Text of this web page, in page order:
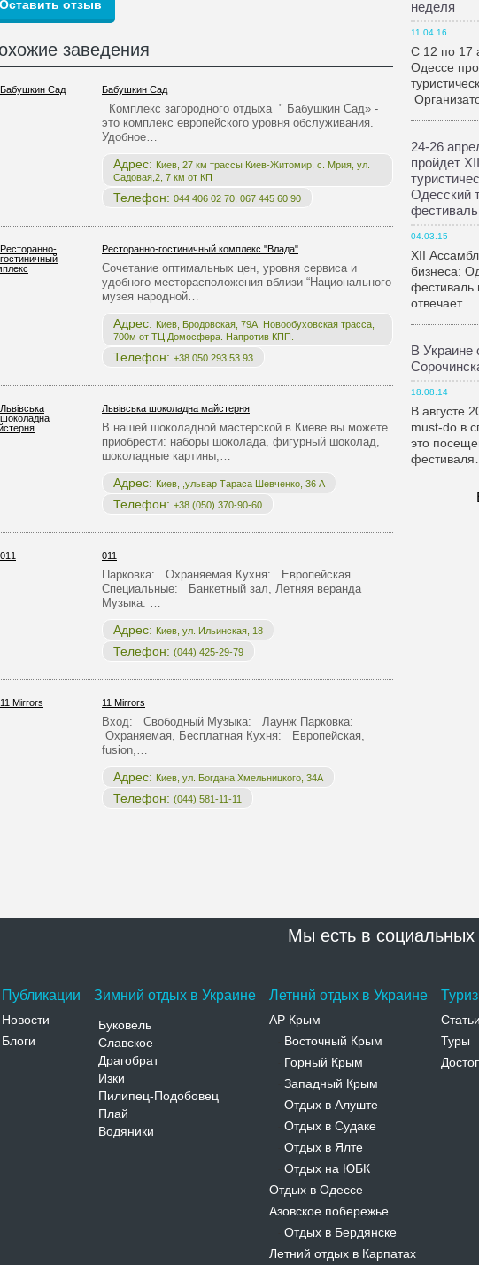
заведения
Бабушкин Сад
Комплекс загородного отдыха " Бабушкин Сад» -
это комплекс европейского уровня обслуживания.
Удобное…
Адрес: Киев, 27 км трассы Киев-Житомир, с. Мрия, ул.
Садовая,2, 7 км от КП
Телефон: 044 406 02 70, 067 445 60 90
Ресторанно-гостиничный комплекс "Влада"
Сочетание оптимальных цен, уровня сервиса и
удобного месторасположения вблизи “Национального
музея народной…
Адрес: Киев, Бродовская, 79А, Новообуховская трасса,
700м от ТЦ Домосфера. Напротив КПП.
Телефон: +38 050 293 53 93
Львівська шоколадна майстерня
В нашей шоколадной мастерской в Киеве вы можете
приобрести: наборы шоколада, фигурный шоколад,
шоколадные картины,…
Адрес: Киев, ,ульвар Тараса Шевченко, 36 А
Телефон: +38 (050) 370-90-60
011
Парковка: Охраняемая Кухня: Европейская
Специальные: Банкетный зал, Летняя веранда
Музыка: …
Адрес: Киев, ул. Ильинская, 18
Телефон: (044) 425-29-79
11 Mirrors
Вход: Свободный Музыка: Лаунж Парковка:
Охраняемая, Бесплатная Кухня: Европейская,
fusion,…
Адрес: Киев, ул. Богдана Хмельницкого, 34А
Телефон: (044) 581-11-11
неделя
11.04.16
С 12 по 17
Одессе
24-26
пройдет
Одесский
04.03.15
XII
бизнеса:
фестиваль
отвечает…
В Украине
18.08.14
В августе
must-do в
это
фестиваля…
Мы есть в социальных
Публикации
Новости
Блоги
Зимний отдых в Украине
Буковель
Славское
Драгобрат
Изки
Пилипец-Подобовец
Плай
Водяники
Летннй отдых в Украине
АР Крым
Восточный Крым
Горный Крым
Западный Крым
Отдых в Алуште
Отдых в Судаке
Отдых в Ялте
Отдых на ЮБК
Отдых в Одессе
Азовское побережье
Отдых в Бердянске
Летний отдых в Карпатах
Статьи
Туры